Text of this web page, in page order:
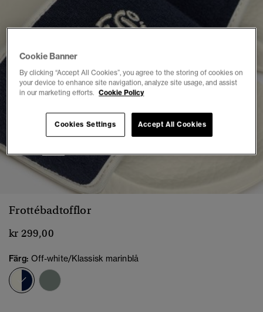
Frottébadtofflor
kr 299,00
Färg: Off-white/Klassisk marinblå
vald
Cookie Banner
By clicking “Accept All Cookies”, you agree to the storing of cookies on
your device to enhance site navigation, analyze site usage, and assist
in our marketing efforts. Cookie Policy
Accept All Cookies
Cookies Settings